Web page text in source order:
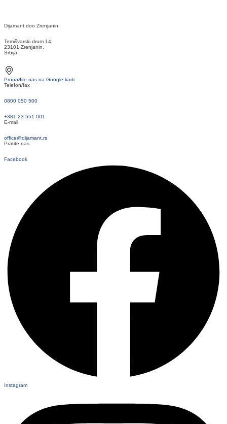
Dijamant doo Zrenjanin
Temišvarski drum 14,
23101 Zrenjanin,
Srbija
Pronađite nas na Google karti
Telefon/fax
0800 050 500
+381 23 551 001
E-mail
office@dijamant.rs
Pratite nas
Facebook
Instagram